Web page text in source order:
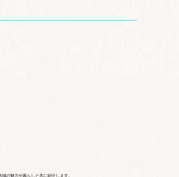
の魅力や暮らしと共に紹介します。